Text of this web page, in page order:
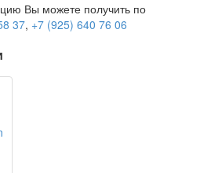
Вы можете получить по
37, +7 (925) 640 76 06